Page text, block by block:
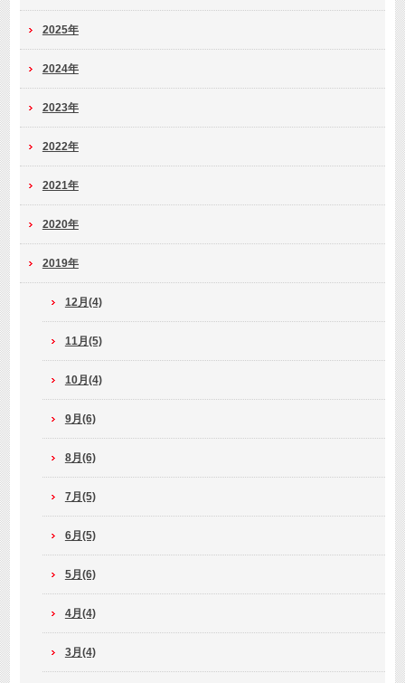
2025年
2024年
2023年
2022年
2021年
2020年
2019年
12月(4)
11月(5)
10月(4)
9月(6)
8月(6)
7月(5)
6月(5)
5月(6)
4月(4)
3月(4)